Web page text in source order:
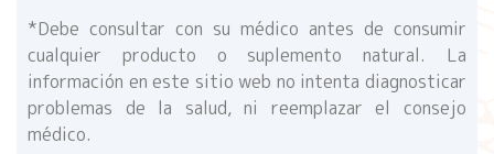
*Debe consultar con su médico antes de consumir
cualquier producto o suplemento natural. La
información en este sitio web no intenta diagnosticar
problemas de la salud, ni reemplazar el consejo
médico.